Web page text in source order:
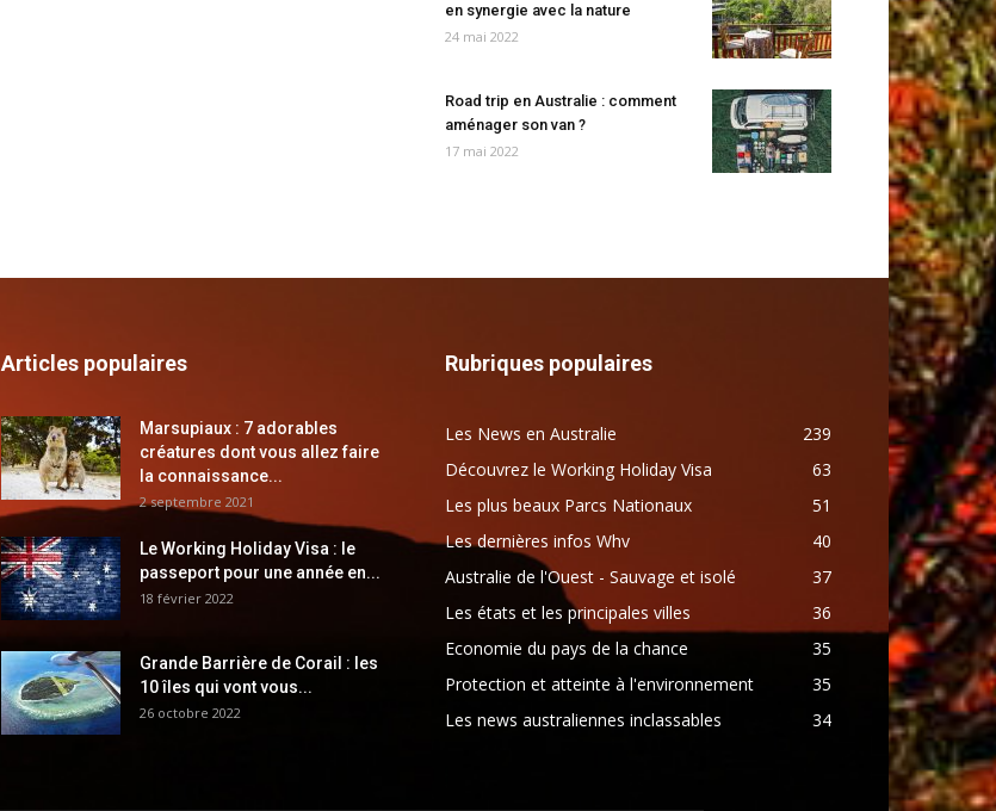
en synergie avec la nature
24 mai 2022
Road trip en Australie : comment
aménager son van ?
17 mai 2022
Articles populaires
Marsupiaux : 7 adorables
créatures dont vous allez faire
la connaissance...
2 septembre 2021
Le Working Holiday Visa : le
passeport pour une année en...
18 février 2022
Grande Barrière de Corail : les
10 îles qui vont vous...
26 octobre 2022
Rubriques populaires
Les News en Australie
239
Découvrez le Working Holiday Visa
63
Les plus beaux Parcs Nationaux
51
Les dernières infos Whv
40
Australie de l'Ouest - Sauvage et isolé
37
Les états et les principales villes
36
Economie du pays de la chance
35
Protection et atteinte à l'environnement
35
Les news australiennes inclassables
34